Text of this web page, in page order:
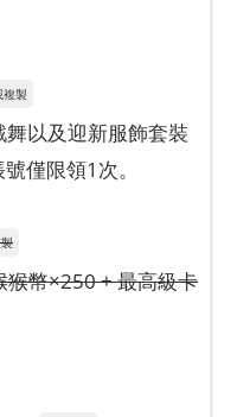
複製
以及迎新服飾套裝
僅限領1次。
猴幣×250 + 最高級卡